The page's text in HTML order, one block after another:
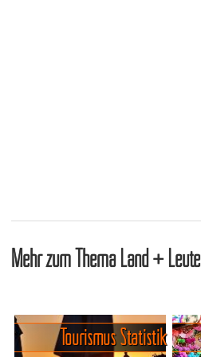
Mehr zum Thema Land + Leute
Tourismus Statistik